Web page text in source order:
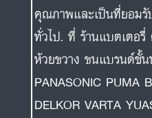
คุณภาพและเป็นที่ยอมรั
ทั่วไป. ที่ ร้านแบตเตอรี่
ห้วยขวาง ขนแบรนด์ชั้
PANASONIC PUMA
DELKOR VARTA